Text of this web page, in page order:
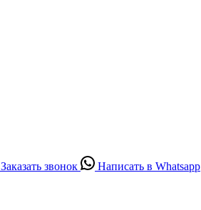
Заказать звонок Написать в Whatsapp